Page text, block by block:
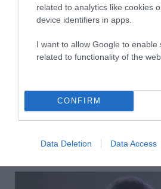
related to analytics like cookies
device identifiers in apps.
I want to allow Google to enable
related to functionality of the
CONFIRM
Data Deletion Data Access
2026-08-09.